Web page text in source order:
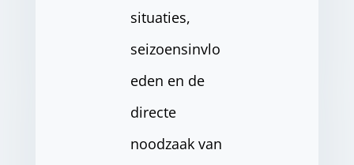
situaties,
seizoensinvlo
eden en de
directe
noodzaak van